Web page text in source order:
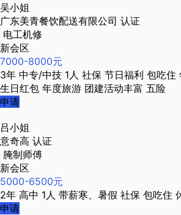
吴小姐
广东美青餐饮配送有限公司 认证
电工机修
新会区
7000-8000元
3年 中专/中技 1人 社保 节日福利 包吃住
生日红包 年度旅游 团建活动丰富 五险
申请
吕小姐
意奇高 认证
腌制师傅
新会区
5000-6500元
2年 高中 1人 带薪寒、暑假 社保 包吃住
申请